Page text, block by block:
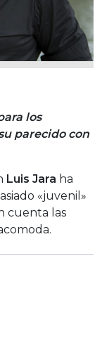
los
parecido con
Luis Jara ha
«juvenil»
cuenta las